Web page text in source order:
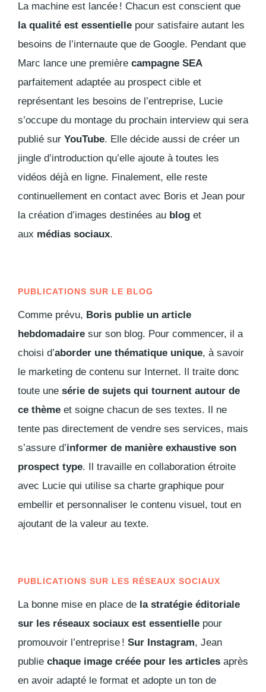
La machine est lancée ! Chacun est conscient que
la qualité est essentielle pour satisfaire autant les
besoins de l’internaute que de Google. Pendant que
Marc lance une première campagne SEA
parfaitement adaptée au prospect cible et
représentant les besoins de l’entreprise, Lucie
s’occupe du montage du prochain interview qui sera
publié sur YouTube. Elle décide aussi de créer un
jingle d’introduction qu’elle ajoute à toutes les
vidéos déjà en ligne. Finalement, elle reste
continuellement en contact avec Boris et Jean pour
la création d’images destinées au blog et
aux médias sociaux.
PUBLICATIONS SUR LE BLOG
Comme prévu, Boris publie un article
hebdomadaire sur son blog. Pour commencer, il a
choisi d’aborder une thématique unique, à savoir
le marketing de contenu sur Internet. Il traite donc
toute une série de sujets qui tournent autour de
ce thème et soigne chacun de ses textes. Il ne
tente pas directement de vendre ses services, mais
s’assure d’informer de manière exhaustive son
prospect type. Il travaille en collaboration étroite
avec Lucie qui utilise sa charte graphique pour
embellir et personnaliser le contenu visuel, tout en
ajoutant de la valeur au texte.
PUBLICATIONS SUR LES RÉSEAUX SOCIAUX
La bonne mise en place de la stratégie éditoriale
sur les réseaux sociaux est essentielle pour
promouvoir l’entreprise ! Sur Instagram, Jean
publie chaque image créée pour les articles après
en avoir adapté le format et adopte un ton de